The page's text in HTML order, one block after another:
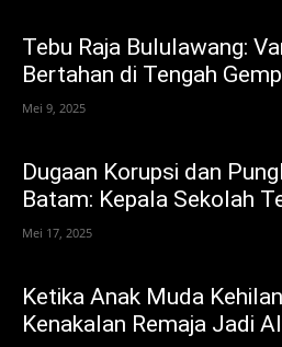
Tebu Raja Bululawang:
Bertahan di Tengah
Mei 9, 2025
Dugaan Korupsi dan
Batam: Kepala Sekolah
Mei 17, 2025
Ketika Anak Muda
Kenakalan Remaja Jadi